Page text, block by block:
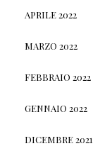
APRILE 2022
MARZO 2022
FEBBRAIO 2022
GENNAIO 2022
DICEMBRE 2021